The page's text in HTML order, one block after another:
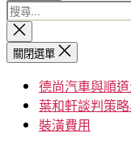
搜
尋
關
鍵
關
閉
搜
關閉選單
德尚汽車與順
葉和軒談判策
裝潢費用